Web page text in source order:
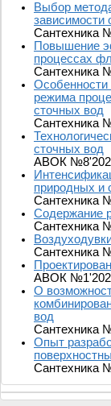
Выбор
зависимости
Сантехника
Повышение
процессах
Сантехника
Особенности
режима
сточных вод
Сантехника
сточных вод
АВОК
природных и
Сантехника
Содержание
Сантехника
Сантехника
АВОК
О
вод
Сантехника
Опыт
Сантехника